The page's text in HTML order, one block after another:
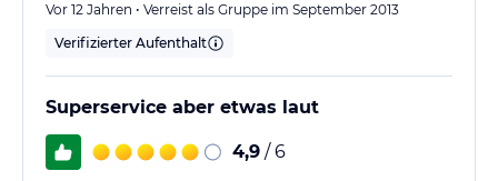
Vor 12 Jahren • Verreist als Gruppe im September 2013
Verifizierter Aufenthalt
Superservice aber etwas laut
4,9 / 6